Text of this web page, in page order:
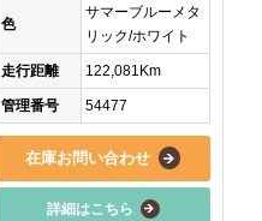
色
サマーブルーメタ
リック/ホワイト
走行距離 122,081Km
管理番号 54477
在庫お問い合わせ
詳細はこちら